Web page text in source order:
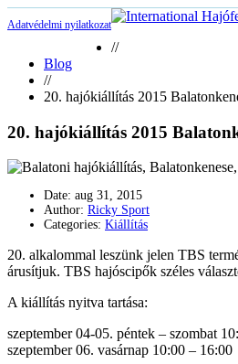
Adatvédelmi nyilatkozat
//
Blog
//
20. hajókiállítás 2015
20. hajókiállítás 2015
Date: aug 31, 2015
Author: Ricky Sport
Categories: Kiállítás
20. alkalommal leszünk jelen TBS
árusítjuk. TBS hajóscipők széles
A kiállítás nyitva tartása:
szeptember 04-05. péntek – szombat
szeptember 06. vasárnap 10:00 – 16:00